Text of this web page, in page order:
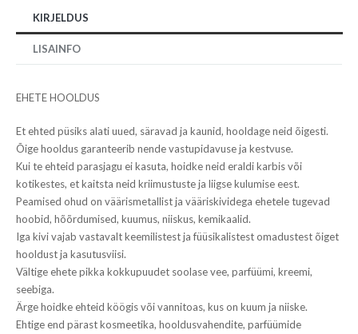
KIRJELDUS
LISAINFO
EHETE HOOLDUS
Et ehted püsiks alati uued, säravad ja kaunid, hooldage neid õigesti.
Õige hooldus garanteerib nende vastupidavuse ja kestvuse.
Kui te ehteid parasjagu ei kasuta, hoidke neid eraldi karbis või
kotikestes, et kaitsta neid kriimustuste ja liigse kulumise eest.
Peamised ohud on väärismetallist ja vääriskividega ehetele tugevad
hoobid, hõõrdumised, kuumus, niiskus, kemikaalid.
Iga kivi vajab vastavalt keemilistest ja füüsikalistest omadustest õiget
hooldust ja kasutusviisi.
Vältige ehete pikka kokkupuudet soolase vee, parfüümi, kreemi,
seebiga.
Ärge hoidke ehteid köögis või vannitoas, kus on kuum ja niiske.
Ehtige end pärast kosmeetika, hooldusvahendite, parfüümide